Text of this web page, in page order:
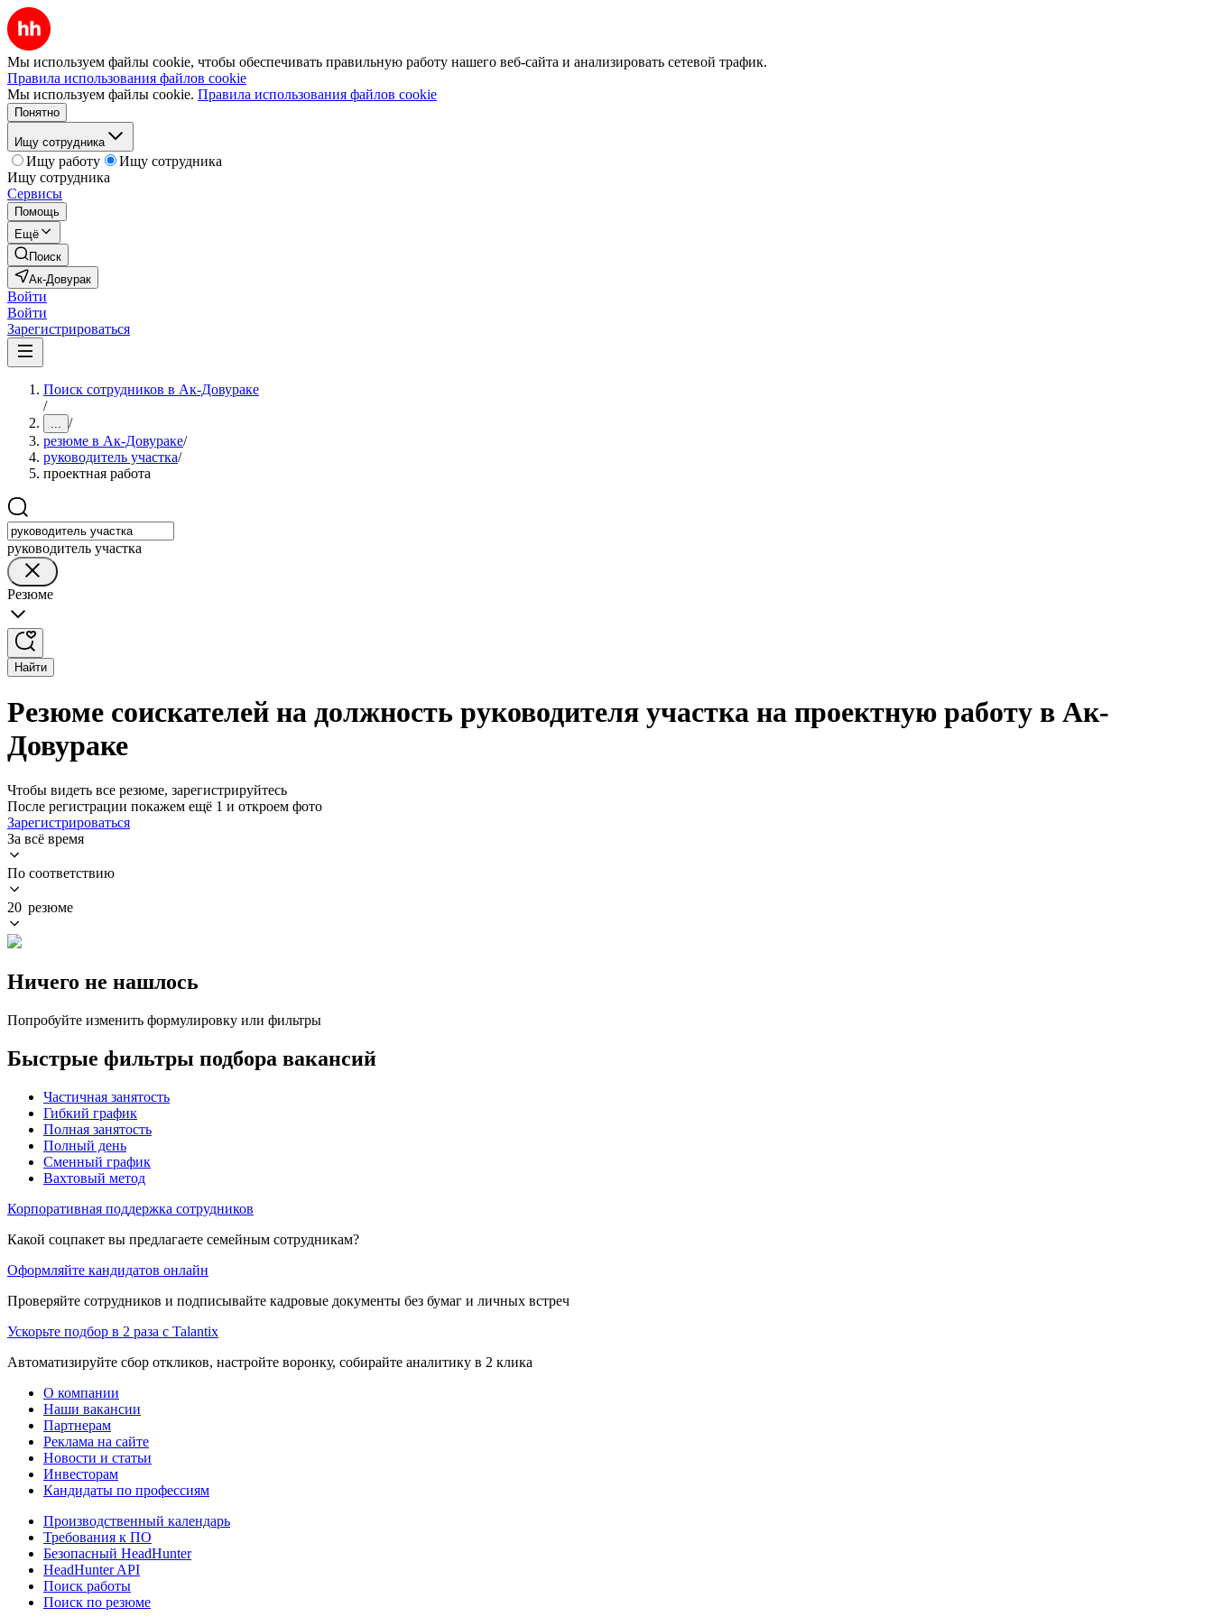
Мы используем файлы cookie, чтобы обеспечивать правильную работу нашего веб-сайта и анализировать сетевой трафик.
Правила использования файлов cookie
Мы используем файлы cookie. Правила использования файлов cookie
Понятно
Ищу сотрудника
Ищу работу
Ищу сотрудника
Ищу сотрудника
Сервисы
Помощь
Ещё
Поиск
Ак-Довурак
Войти
Войти
Зарегистрироваться
Поиск сотрудников в Ак-Довураке
/
... /
резюме в Ак-Довураке/
руководитель участка/
проектная работа
руководитель участка
Резюме
Найти
Резюме соискателей на должность руководителя участка на проектную работу в Ак-
Довураке
Чтобы видеть все резюме, зарегистрируйтесь
После регистрации покажем ещё 1 и откроем фото
Зарегистрироваться
За всё время
По соответствию
20 резюме
Ничего не нашлось
Попробуйте изменить формулировку или фильтры
Быстрые фильтры подбора вакансий
Частичная занятость
Гибкий график
Полная занятость
Полный день
Сменный график
Вахтовый метод
Корпоративная поддержка сотрудников
Какой соцпакет вы предлагаете семейным сотрудникам?
Оформляйте кандидатов онлайн
Проверяйте сотрудников и подписывайте кадровые документы без бумаг и личных встреч
Ускорьте подбор в 2 раза с Talantix
Автоматизируйте сбор откликов, настройте воронку, собирайте аналитику в 2 клика
О компании
Наши вакансии
Партнерам
Реклама на сайте
Новости и статьи
Инвесторам
Кандидаты по профессиям
Производственный календарь
Требования к ПО
Безопасный HeadHunter
HeadHunter API
Поиск работы
Поиск по резюме